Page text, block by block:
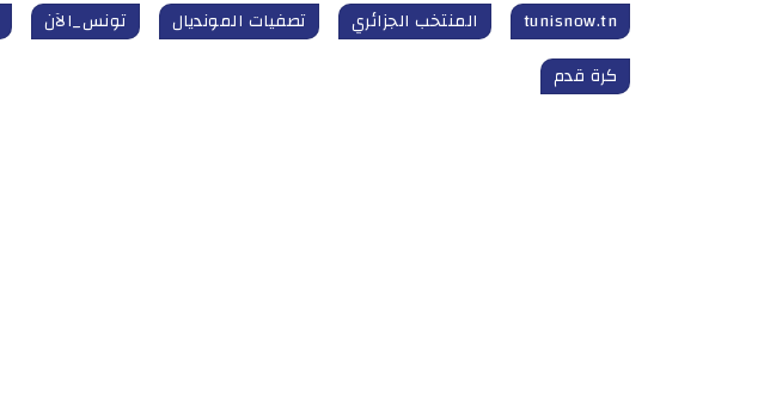
tunisnow.tn المنتخب الجزائري تصفيات المونديال تونس_الآن
كرة قدم